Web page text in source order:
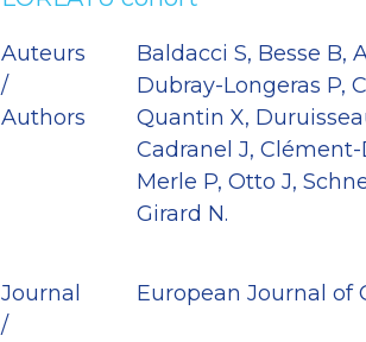
Auteurs
/
Authors
Baldacci S, Besse B,
Dubray-Longeras P,
Quantin X,
Cadranel J,
Merle P, Otto J,
Girard N.
Journal
/
European Journal of